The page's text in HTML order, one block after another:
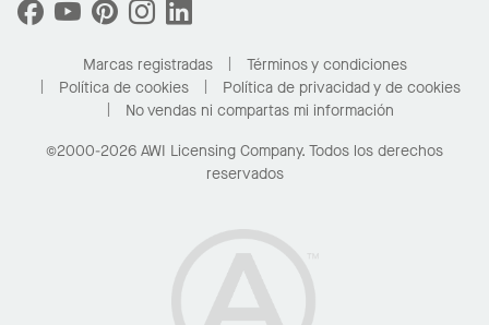
Desempeño
Solicitar muestras
Compre en línea con Kanopi
Para el hogar
Marcas registradas
Términos y condiciones
Política de cookies
Política de privacidad y de cookies
No vendas ni compartas mi información
©2000-2026 AWI Licensing Company. Todos los derechos
reservados